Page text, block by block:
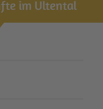
im Ultental